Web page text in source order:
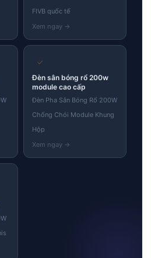
FIVB quốc tế
✓
Đèn sân bóng rổ 200w
module cao cấp
Đèn Pha Sân Bóng Rổ 200W
Chống Chói Module Khung
Hộp